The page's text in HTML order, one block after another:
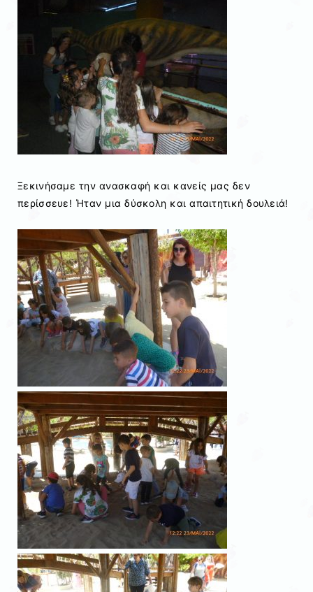
Ξεκινήσαμε την ανασκαφή και κανείς μας δεν
περίσσευε! Ήταν μια δύσκολη και απαιτητική δουλειά!